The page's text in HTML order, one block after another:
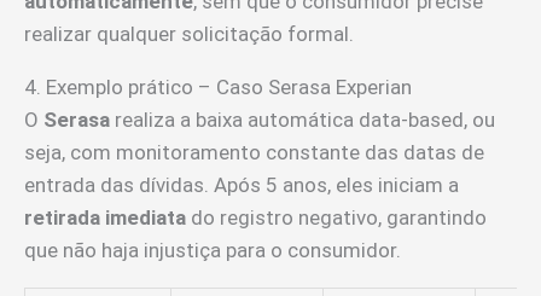
realizar qualquer solicitação formal.
4. Exemplo prático – Caso Serasa Experian
O Serasa realiza a baixa automática data-based, ou
seja, com monitoramento constante das datas de
entrada das dívidas. Após 5 anos, eles iniciam a
retirada imediata do registro negativo, garantindo
que não haja injustiça para o consumidor.